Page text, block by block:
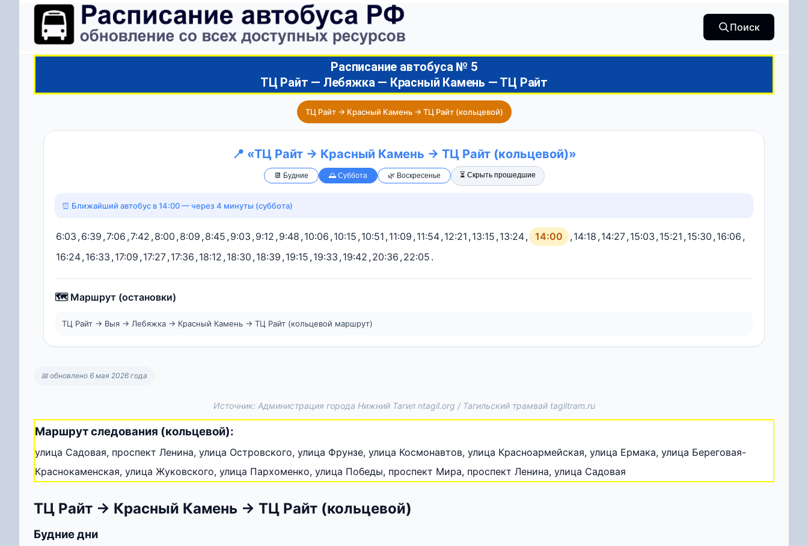
Поиск
Расписание автобуса № 5
ТЦ Райт — Лебяжка — Красный Камень — ТЦ Райт
ТЦ Райт → Красный Камень → ТЦ Райт (кольцевой)
📍 «ТЦ Райт → Красный Камень → ТЦ Райт (кольцевой)»
📆 Будние 🌅 Суббота 🌿 Воскресенье ⏳ Скрыть прошедшие
⏰ Ближайший автобус в 14:00 — через 4 минуты (суббота)
6:03 ,6:39 ,7:06 ,7:42 ,8:00 ,8:09 ,8:45 ,9:03 ,9:12 ,9:48 ,10:06 ,10:15 ,10:51 ,11:09 ,11:54,12:21 ,13:15 ,13:24, 14:00 ,14:18 ,14:27,15:03 ,15:21 ,15:30 ,16:06 ,
16:24,16:33 ,17:09 ,17:27,17:36 ,18:12 ,18:30 ,18:39 ,19:15 ,19:33 ,19:42 ,20:36 ,22:05 .
🗺️ Маршрут (остановки)
ТЦ Райт → Выя → Лебяжка → Красный Камень → ТЦ Райт (кольцевой маршрут)
📅 обновлено 6 мая 2026 года
Источник: Администрация города Нижний Тагил ntagil.org / Тагильский трамвай tagiltram.ru
Маршрут следования (кольцевой):
улица Садовая, проспект Ленина, улица Островского, улица Фрунзе, улица Космонавтов, улица Красноармейская, улица Ермака, улица Береговая-
Краснокаменская, улица Жуковского, улица Пархоменко, улица Победы, проспект Мира, проспект Ленина, улица Садовая
ТЦ Райт → Красный Камень → ТЦ Райт (кольцевой)
Будние дни